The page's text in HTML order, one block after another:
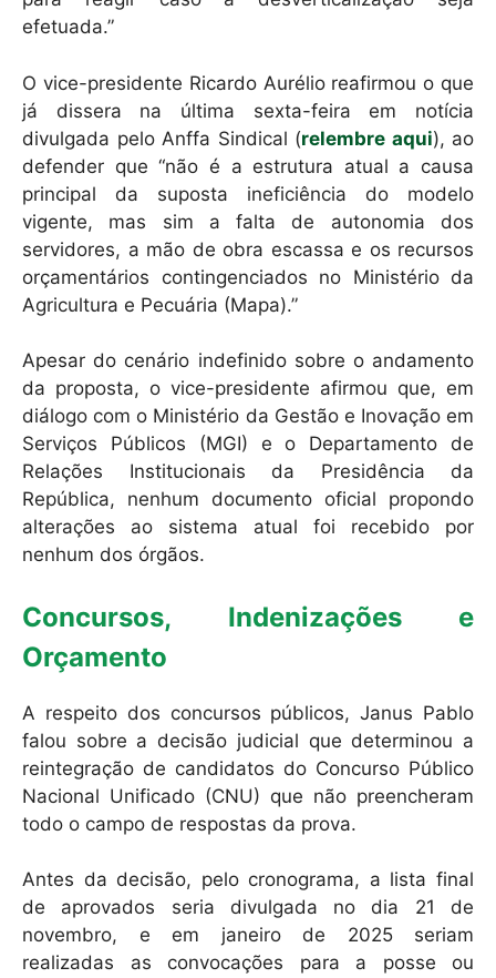
efetuada.”
O vice-presidente Ricardo Aurélio reafirmou o que
já dissera na última sexta-feira em notícia
divulgada pelo Anffa Sindical (relembre aqui), ao
defender que “não é a estrutura atual a causa
principal da suposta ineficiência do modelo
vigente, mas sim a falta de autonomia dos
servidores, a mão de obra escassa e os recursos
orçamentários contingenciados no Ministério da
Agricultura e Pecuária (Mapa).”
Apesar do cenário indefinido sobre o andamento
da proposta, o vice-presidente afirmou que, em
diálogo com o Ministério da Gestão e Inovação em
Serviços Públicos (MGI) e o Departamento de
Relações Institucionais da Presidência da
República, nenhum documento oficial propondo
alterações ao sistema atual foi recebido por
nenhum dos órgãos.
Concursos, Indenizações e
Orçamento
A respeito dos concursos públicos, Janus Pablo
falou sobre a decisão judicial que determinou a
reintegração de candidatos do Concurso Público
Nacional Unificado (CNU) que não preencheram
todo o campo de respostas da prova.
Antes da decisão, pelo cronograma, a lista final
de aprovados seria divulgada no dia 21 de
novembro, e em janeiro de 2025 seriam
realizadas as convocações para a posse ou